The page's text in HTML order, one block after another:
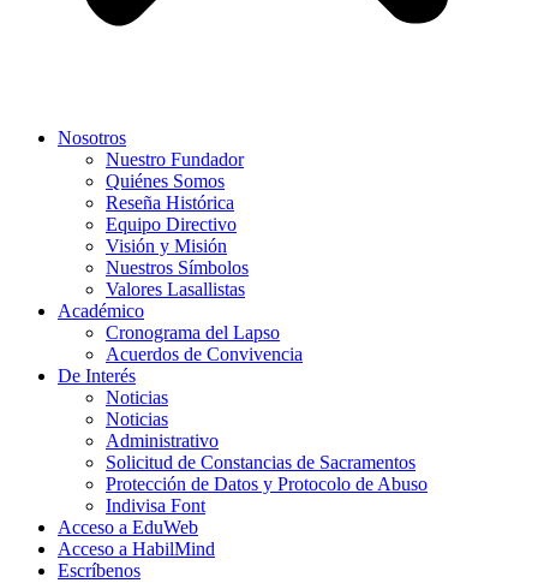
Nosotros
Nuestro Fundador
Quiénes Somos
Reseña Histórica
Equipo Directivo
Visión y Misión
Nuestros Símbolos
Valores Lasallistas
Académico
Cronograma del Lapso
Acuerdos de Convivencia
De Interés
Noticias
Noticias
Administrativo
Solicitud de Constancias de Sacramentos
Protección de Datos y Protocolo de Abuso
Indivisa Font
Acceso a EduWeb
Acceso a HabilMind
Escríbenos